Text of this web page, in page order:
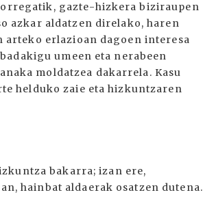
gazte-hizkera biziraupen
azkar aldatzen direlako, haren
erlazioan dagoen interesa
umeen eta nerabeen
moldatzea dakarrela. Kasu
helduko zaie eta hizkuntzaren
bakarra; izan ere,
hainbat aldaerak osatzen dutena.